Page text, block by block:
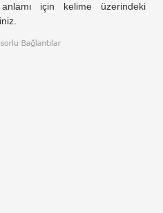
için kelime üzerindeki